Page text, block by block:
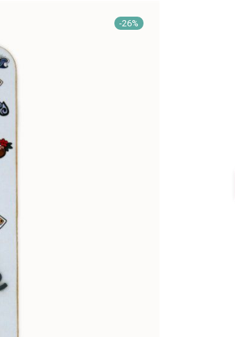
-26%